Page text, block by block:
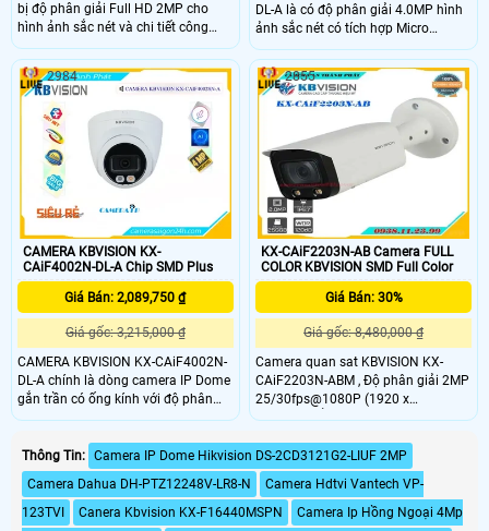
bị độ phân giải Full HD 2MP cho
hình ảnh sắc nét và chi tiết công
nghệ tiên tiến giúp ghi lại hình ảnh
trong điều kiện ánh sáng yếu, đảm
bảo không bỏ lỡ bất kỳ khoảnh khắc
quan trọng nào. camera kbvison
KX-CAiF2002N-DL-A phù hợp lắp
đặt bên trong nhà hay ngoài trời
cho nhà xưởng, kho bãi, bãi giữ xe.
DL-A là có độ phân giải 4.0MP hình
ảnh sắc nét có tích hợp Micro
camera Kbvision KX-CAiF4001N-DL-
A chất lượng cao chống ngược sáng
DWDR tích hợp đèn LED trợ sáng với
khoảng cách 30m camera hỗ trợ
tiêu chuẩn IP67 có thể lắp đặt
camera cả trong nhà lẫn ngoài trời
CAMERA KBVISION KX-
CAiF4002N-DL-A Chip SMD Plus
Giá Bán: 2,089,750 ₫
Giá gốc: 3,215,000 ₫
CAMERA KBVISION KX-CAiF4002N-
DL-A chính là dòng camera IP Dome
gắn trần có ống kính với độ phân
giải 4MP 2K Full color giúp quan sát
lượng. CAMERA KBVISION KX-
CAiF4002N-DL-A hỗ trợ tiêu chuẩn
IP67, có thể lắp đặt Camera cả
trong nhà lẫn ngoài trời
2984
KX-CAiF2203N-AB Camera FULL
COLOR KBVISION SMD Full Color
Giá Bán: 30%
Giá gốc: 8,480,000 ₫
Camera quan sat KBVISION KX-
CAiF2203N-ABM , Độ phân giải 2MP
25/30fps@1080P (1920 x
1080),Chuẩn nén hình ảnh: H.265+
độ nhạy sáng 0.0015 Lux@F1
2855
Thông Tin: Camera IP Dome Hikvision DS-2CD3121G2-LIUF 2MP
Camera Dahua DH-PTZ12248V-LR8-N
Camera Hdtvi Vantech VP-
123TVI
Canera Kbvision KX-F16440MSPN
Camera Ip Hồng Ngoại 4Mp